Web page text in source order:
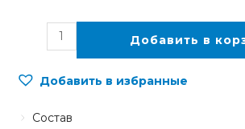
Добавить в
Добавить в избранные
Состав